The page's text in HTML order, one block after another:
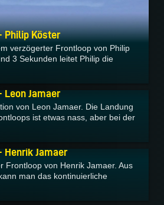
Philip Köster
verzögerter Frontloop von Philip
3 Sekunden leitet Philip die
Leon Jamaer
von Leon Jamaer. Die Landung
ist etwas nass, aber bei der
Henrik Jamaer
Frontloop von Henrik Jamaer. Aus
man das kontinuierliche